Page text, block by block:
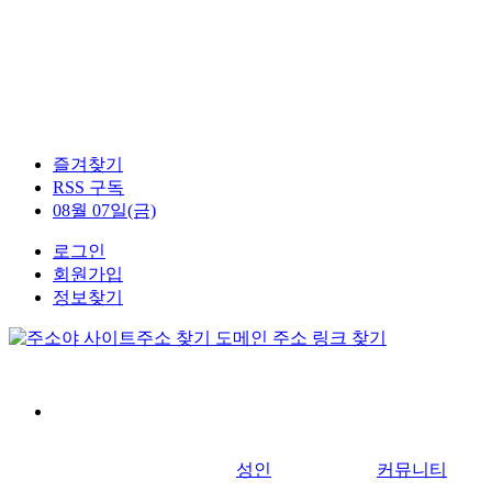
즐겨찾기
RSS 구독
08월 07일(금)
로그인
회원가입
정보찾기
성인 커뮤니티